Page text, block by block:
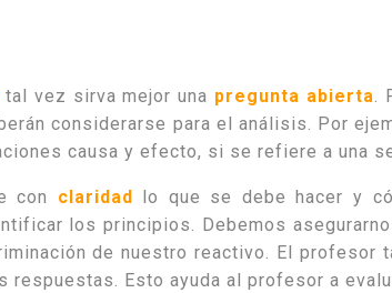
tal vez sirva mejor una pregunta abierta.
considerarse para el análisis. Por
causa y efecto, si se refiere a una
con claridad
lo que se debe hacer y
los principios. Debemos
de nuestro reactivo. El
respuestas. Esto ayuda al profesor a